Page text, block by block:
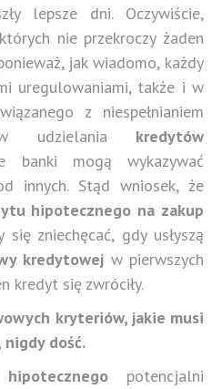
lepsze dni. Oczywiście,
nie przekroczy żaden
jak wiadomo, każdy
uregulowaniami, także i w
z niespełnianiem
udzielania kredytów
banki mogą wykazywać
innych. Stąd wniosek, że
hipotecznego na zakup
się zniechęcać, gdy usłyszą
kredytowej w pierwszych
kredyt się zwróciły.
kryteriów, jakie musi
nigdy dość.
potencjalni